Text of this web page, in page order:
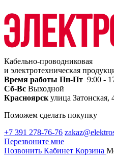
Кабельно-проводниковая
и электротехническая
Время работы Пн-Пт 9:00 -
Сб-Вс Выходной
Красноярск улица Затонская,
Поможем сделать покупку
+7 391 278-76-76
Перезвоните мне
Позвонить Кабинет Корзина